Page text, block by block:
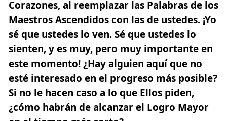
Corazones, al reemplazar las Palabras de los
Maestros Ascendidos con las de ustedes. ¡Yo
sé que ustedes lo ven. Sé que ustedes lo
sienten, y es muy, pero muy importante en
este momento! ¿Hay alguien aquí que no
esté interesado en el progreso más posible?
Si no le hacen caso a lo que Ellos piden,
¿cómo habrán de alcanzar el Logro Mayor